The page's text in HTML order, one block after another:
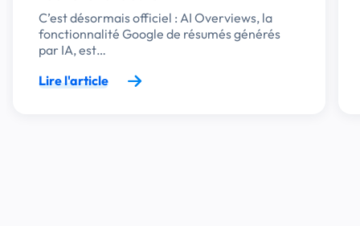
C’est désormais officiel : AI Overviews, la
fonctionnalité Google de résumés générés
par IA, est…
Lire l'article